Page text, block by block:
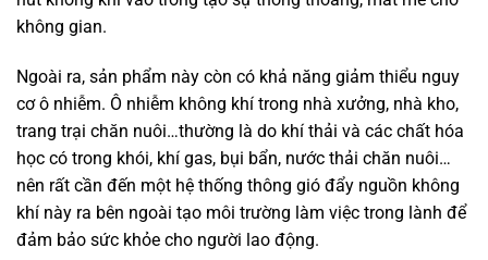
không gian.
Ngoài ra, sản phẩm này còn có khả năng giảm thiểu nguy
cơ ô nhiễm. Ô nhiễm không khí trong nhà xưởng, nhà kho,
trang trại chăn nuôi…thường là do khí thải và các chất hóa
học có trong khói, khí gas, bụi bẩn, nước thải chăn nuôi…
nên rất cần đến một hệ thống thông gió đẩy nguồn không
khí này ra bên ngoài tạo môi trường làm việc trong lành để
đảm bảo sức khỏe cho người lao động.